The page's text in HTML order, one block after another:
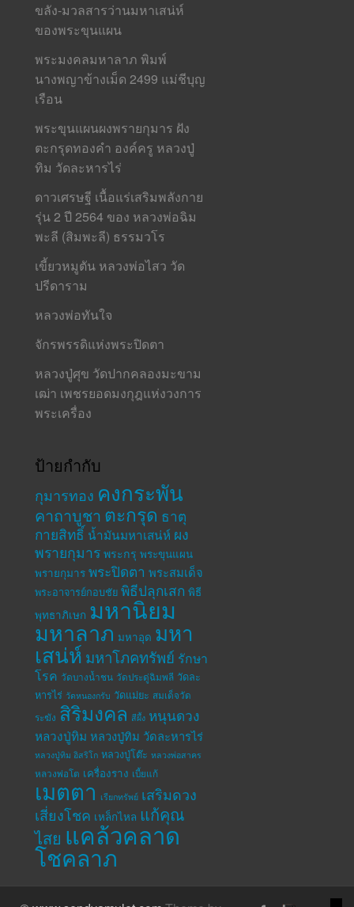
ขลัง-มวลสารว่านมหาเสน่ห์
ของพระขุนแผน
พระมงคลมหาลาภ พิมพ์
นางพญาข้างเม็ด 2499 แม่ชีบุญ
เรือน
พระขุนแผนผงพรายกุมาร ฝัง
ตะกรุดทองคำ องค์ครู หลวงปู่
ทิม วัดละหารไร่
ดาวเศรษฐี เนื้อแร่เสริมพลังกาย
รุ่น 2 ปี 2564 ของ หลวงพ่อฉิม
พะลี (สิมพะลี) ธรรมวโร
เขี้ยวหมูตัน หลวงพ่อไสว วัด
ปรีดาราม
หลวงพ่อทันใจ
จักรพรรดิแห่งพระปิดตา
หลวงปู่ศุข วัดปากคลองมะขาม
เฒ่า เพชรยอดมงกุฎแห่งวงการ
พระเครื่อง
ป้ายกำกับ
กุมารทอง คงกระพัน
คาถาบูชา ตะกรุด ธาตุ
กายสิทธิ์ น้ำมันมหาเสน่ห์ ผง
พรายกุมาร พระกรุ พระขุนแผน
พรายกุมาร พระปิดตา พระสมเด็จ
พระอาจารย์กอบชัย พิธีปลุกเสก พิธี
พุทธาภิเษก มหานิยม
มหาลาภ มหาอุด มหา
เสน่ห์ มหาโภคทรัพย์ รักษา
โรค วัดบางน้ำชน วัดประดู่ฉิมพลี วัดละ
หารไร่ วัดหนองกรับ วัดแม่ยะ สมเด็จวัด
ระฆัง สิริมงคล สีผึ้ง หนุนดวง
หลวงปู่ทิม หลวงปู่ทิม วัดละหารไร่
หลวงปู่ทิม อิสริโก หลวงปู่โต๊ะ หลวงพ่อสาคร
หลวงพ่อโต เครื่องราง เบี้ยแก้
เมตตา เรียกทรัพย์ เสริมดวง
เสี่ยงโชค เหล็กไหล แก้คุณ
ไสย แคล้วคลาด
โชคลาภ